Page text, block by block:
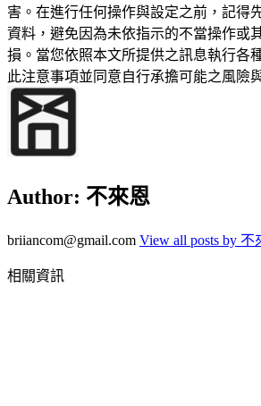
害。在進行任何操作與設定之前，記得
資料，避免因為未依指示的不當操作或
損。當您依照本文所提供之訊息執行各
此注意事項並同意自行承擔可能之風險
Author: 不來恩
briiancom@gmail.com View all posts by 不
相關資訊